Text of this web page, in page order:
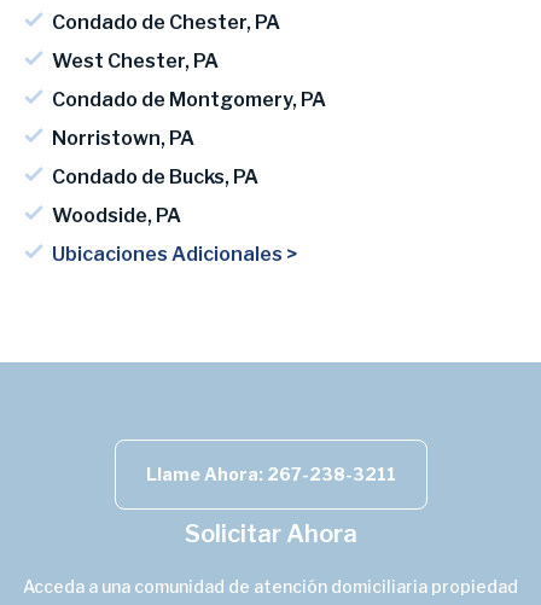
Condado de Chester, PA
West Chester, PA
Condado de Montgomery, PA
Norristown, PA
Condado de Bucks, PA
Woodside, PA
Ubicaciones Adicionales >
Solicitar Ahora
Acceda a una comunidad de atención domiciliaria propiedad
Llame Ahora: 267-238-3211